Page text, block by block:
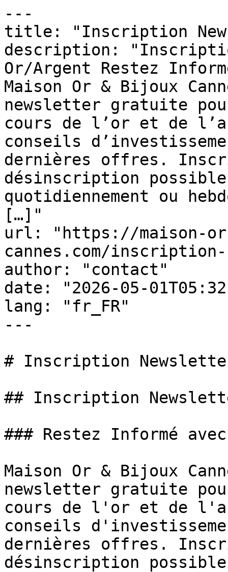
---
title: "Inscription
description:
Or/Argent Restez
Maison Or & Bijoux
newsletter gratuite
cours de l’or et de
conseils
dernières offres.
désinscription possible
quotidiennement ou
[…]"
url: "https://maison-
cannes.com/
author: "contact"
date: "2026-05-
lang: "fr_FR"
---
# Inscription
## Inscription
### Restez Informé
Maison Or & Bijoux
newsletter gratuite
cours de l'or et de
conseils
dernières offres.
désinscription